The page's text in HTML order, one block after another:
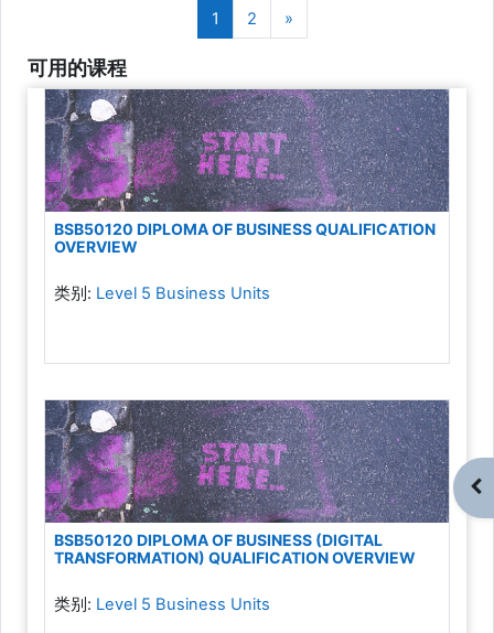
打
1 2 页 2»
可用的课程
BSB50120 DIPLOMA OF BUSINESS QUALIFICATION
OVERVIEW
类别: Level 5 Business Units
BSB50120 DIPLOMA OF BUSINESS (DIGITAL
TRANSFORMATION) QUALIFICATION OVERVIEW
类别: Level 5 Business Units